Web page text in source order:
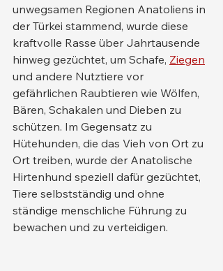
unwegsamen Regionen Anatoliens in
der Türkei stammend, wurde diese
kraftvolle Rasse über Jahrtausende
hinweg gezüchtet, um Schafe, Ziegen
und andere Nutztiere vor
gefährlichen Raubtieren wie Wölfen,
Bären, Schakalen und Dieben zu
schützen. Im Gegensatz zu
Hütehunden, die das Vieh von Ort zu
Ort treiben, wurde der Anatolische
Hirtenhund speziell dafür gezüchtet,
Tiere selbstständig und ohne
ständige menschliche Führung zu
bewachen und zu verteidigen.